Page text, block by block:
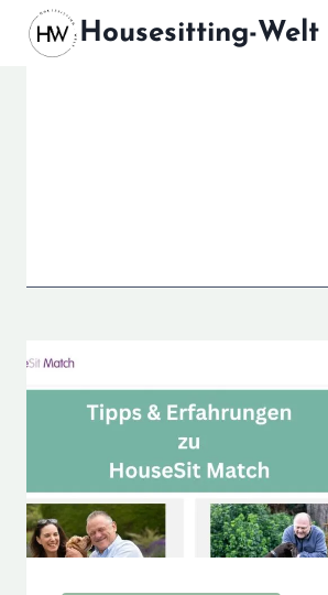
Zum
Inhalt
Housesitting-Welt